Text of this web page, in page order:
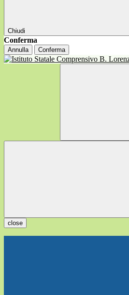
Chiudi
Conferma
Annulla Conferma
close